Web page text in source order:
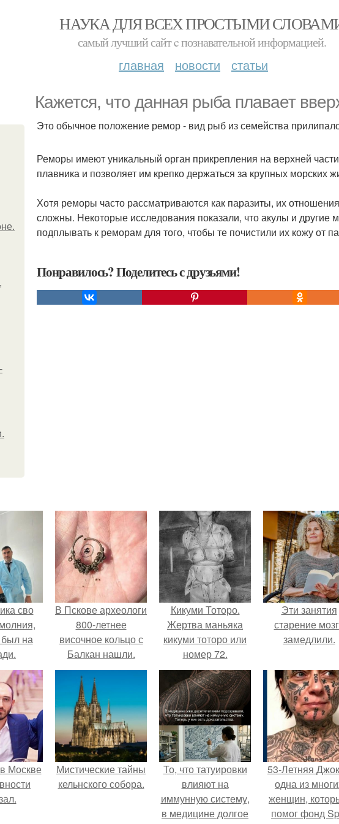
НАУКА ДЛЯ ВСЕХ ПРОСТЫМИ
самый лучший сайт c познавательной информацией.
главная новости статьи
Кажется, что данная рыба плавает
Это обычное положение ремор - вид рыб из семейства
Реморы имеют уникальный орган прикрепления на верхней
плавника и позволяет им крепко держаться за крупных морских
Хотя реморы часто рассматриваются как паразиты, их
сложны. Некоторые исследования показали, что акулы и другие
подплывать к реморам для того, чтобы те почистили их кожу от
Понравилось? Поделитесь с друзьями!
сво
был на
В Пскове археологи
800-летнее
височное кольцо с
Балкан нашли.
Кикуми Тоторо.
Жертва маньяка
кикуми тоторо или
номер 72.
Эти занятия
старение
замедлили.
Москве
Мистические тайны
кельнского собора.
То, что татуировки
влияют на
иммунную систему,
в медицине долгое
53-Летняя
одна из
женщин,
помог фонд